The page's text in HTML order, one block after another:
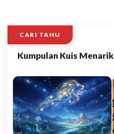
CARI TAHU
Kumpulan Kuis Menarik